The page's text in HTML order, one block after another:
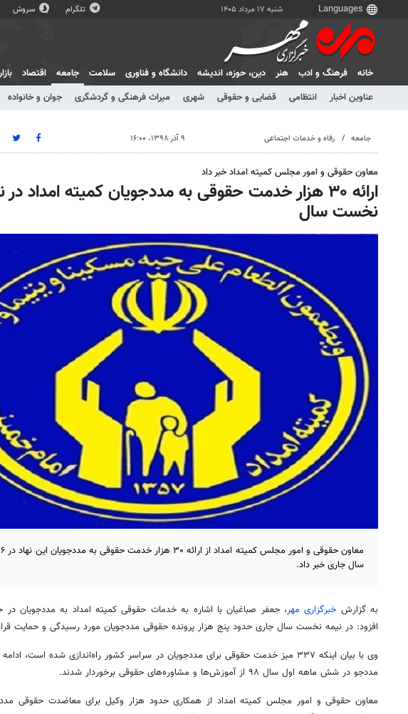
شنبه ۱۷ مرداد ۱۴۰۵ تلگرام سروش
خانه فرهنگ و ادب هنر دين، حوزه، انديشه دانشگاه و فناوری سلامت
جامعه
عناوین اخبار
انتظامی قضایی و حقوقی شهری میراث فرهنگی و گردشگری جوان و خانواده
اقتصاد
جامعه رفاه و خدمات اجتماعی ۹ آذر ۱۳۹۸، ۱۶:۰۰
معاون حقوقی و امور مجلس کمیته امداد خبر داد
ارائه ۳۰ هزار خدمت حقوقی به مددجویان کمیته امداد در
نخست سال
سال جاری خبر داد.
به گزارش خبرگزاری مهر، جعفر صباغیان با اشاره به خدمات حقوقی کمیته امداد به مددجویان در
افزود: در نیمه نخست سال جاری حدود پنج هزار پرونده حقوقی مددجویان مورد رسیدگی و حمایت
مددجو در شش ماهه اول سال ۹۸ از آموزش‌ها و مشاوره‌های حقوقی برخوردار شدند.
معاون حقوقی و امور مجلس کمیته امداد از همکاری حدود هزار وکیل برای معاضدت حقوقی